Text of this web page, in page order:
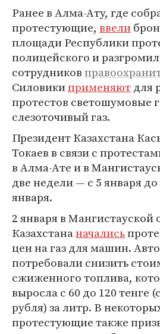
Ранее в Алма-Ату, где
протестующие, ввели
площади Республики
полицейского и
сотрудников
Силовикиприменяютдля
протестов светошумовые
слезоточивый газ.
Президент Казахстана
Токаев в связи с
в Алма-Ате и в
две недели — с 5 января
января.
2 января в Мангистауской
Казахстананачались
цен на газ для машин.
потребовали снизить
сжиженного топлива,
выросла с 60 до 120 тенге
рубля) за литр. В
протестующие также